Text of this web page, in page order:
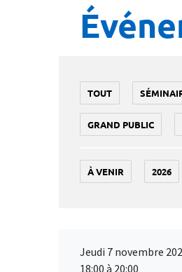
TOUT
GRAND PUBLIC
À VENIR 2026
Jeudi 7 novembre
18:00 à 20:00